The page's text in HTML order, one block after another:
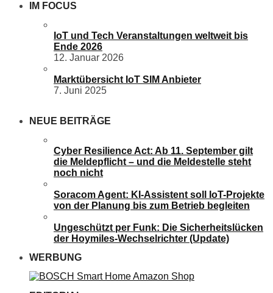
IM FOCUS
IoT und Tech Veranstaltungen weltweit bis
Ende 2026
12. Januar 2026
Marktübersicht IoT SIM Anbieter
7. Juni 2025
NEUE BEITRÄGE
Cyber Resilience Act: Ab 11. September gilt
die Meldepflicht – und die Meldestelle steht
noch nicht
Soracom Agent: KI-Assistent soll IoT-Projekte
von der Planung bis zum Betrieb begleiten
Ungeschützt per Funk: Die Sicherheitslücken
der Hoymiles-Wechselrichter (Update)
WERBUNG